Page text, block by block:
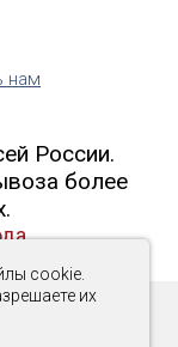
cookie.
их
нам
России.
более